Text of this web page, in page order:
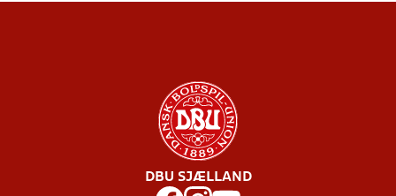
DBU SJÆLLAND